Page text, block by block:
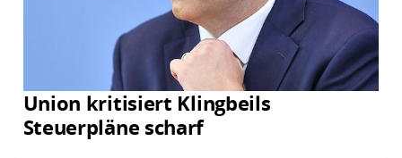
Union kritisiert Klingbeils
Steuerpläne scharf